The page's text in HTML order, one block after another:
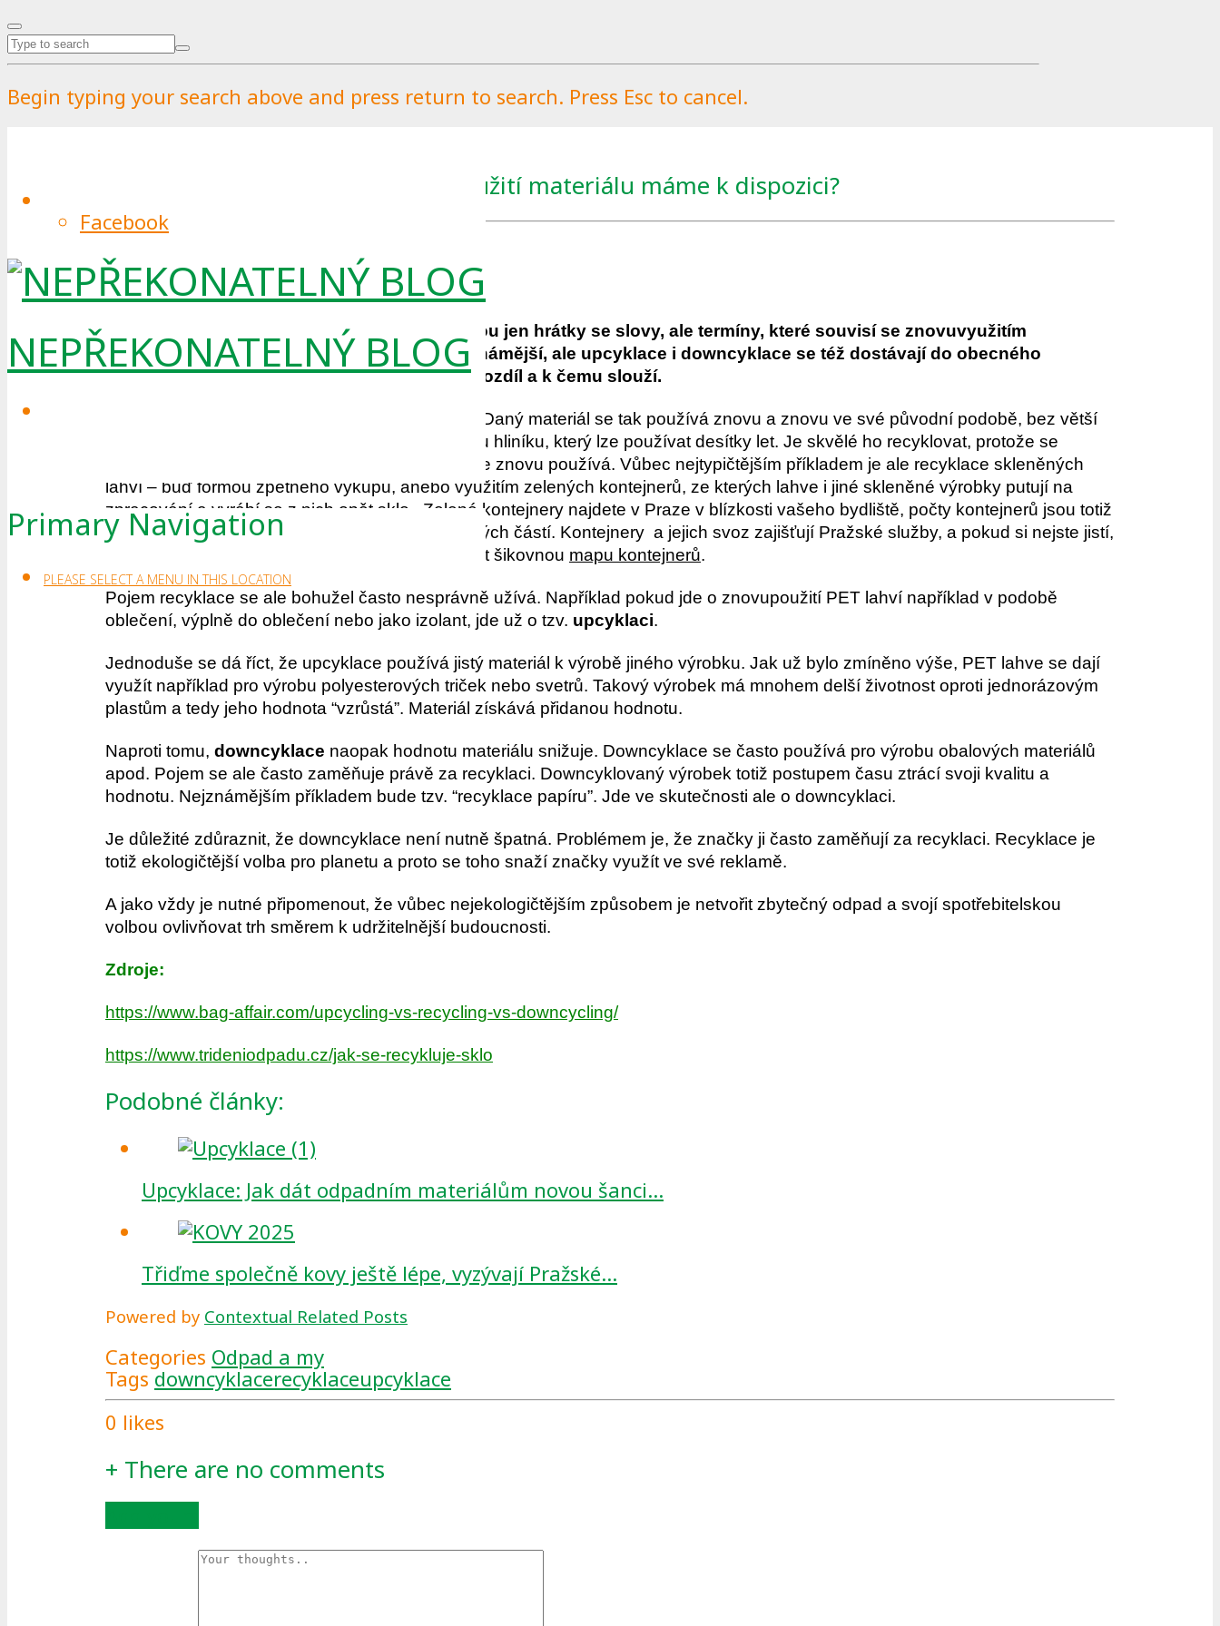
Begin typing your search above and press return to search. Press Esc to cancel.
Facebook
NEPŘEKONATELNÝ BLOG
Primary Navigation
PLEASE SELECT A MENU IN THIS LOCATION
Re, Up, Down! Jaké druhy znovuvyužití materiálu máme k dispozici?
Pražské služby
. Published on13.5.2022. 13.5.2022 0
Recyklace, upcyklace, downcyklace. To nejsou jen hrátky se slovy, ale termíny, které souvisí se znovuvyužitím
“odpadu”. Recyklace je z této trojice asi nejznámější, ale upcyklace i downcyklace se též dostávají do obecného
povědomí. Pojďme si tedy říct, jaký je v nich rozdíl a k čemu slouží.
znamená použití zdroje v tzv. kruhu. Daný materiál se tak používá znovu a znovu ve své původní podobě, bez větší
Recyklace se dá dobře využít například u hliníku, který lze používat desítky let. Je skvělé ho recyklovat, protože se
snadno filtruje ve sběrných stanicích a snadno se znovu používá. Vůbec nejtypičtějším příkladem je ale recyklace skleněných
lahví – buď formou zpětného výkupu, anebo využitím zelených kontejnerů, ze kterých lahve i jiné skleněné výrobky putují na
zpracování a vyrábí se z nich opět sklo. Zelené kontejnery najdete v Praze v blízkosti vašeho bydliště, počty kontejnerů jsou totiž
odvozeny od počtu obyvatel příslušných městských částí. Kontejnery a jejich svoz zajišťují Pražské služby, a pokud si nejste jistí,
kde najdete nejbližší sběrné místo, můžete využít šikovnou mapu kontejnerů.
Pojem recyklace se ale bohužel často nesprávně užívá. Například pokud jde o znovupoužití PET lahví například v podobě
oblečení, výplně do oblečení nebo jako izolant, jde už o tzv. upcyklaci.
Jednoduše se dá říct, že upcyklace používá jistý materiál k výrobě jiného výrobku. Jak už bylo zmíněno výše, PET lahve se dají
využít například pro výrobu polyesterových triček nebo svetrů. Takový výrobek má mnohem delší životnost oproti jednorázovým
plastům a tedy jeho hodnota “vzrůstá”. Materiál získává přidanou hodnotu.
Naproti tomu, downcyklace naopak hodnotu materiálu snižuje. Downcyklace se často používá pro výrobu obalových materiálů
apod. Pojem se ale často zaměňuje právě za recyklaci. Downcyklovaný výrobek totiž postupem času ztrácí svoji kvalitu a
hodnotu. Nejznámějším příkladem bude tzv. “recyklace papíru”. Jde ve skutečnosti ale o downcyklaci.
Je důležité zdůraznit, že downcyklace není nutně špatná. Problémem je, že značky ji často zaměňují za recyklaci. Recyklace je
totiž ekologičtější volba pro planetu a proto se toho snaží značky využít ve své reklamě.
A jako vždy je nutné připomenout, že vůbec nejekologičtějším způsobem je netvořit zbytečný odpad a svojí spotřebitelskou
volbou ovlivňovat trh směrem k udržitelnější budoucnosti.
Zdroje:
https://www.bag-affair.com/upcycling-vs-recycling-vs-downcycling/
https://www.trideniodpadu.cz/jak-se-recykluje-sklo
Podobné články:
Upcyklace: Jak dát odpadním materiálům novou šanci…
Třiďme společně kovy ještě lépe, vyzývají Pražské…
Powered by Contextual Related Posts
Categories Odpad a my
Tags downcyklacerecyklaceupcyklace
0 likes
+ There are no comments